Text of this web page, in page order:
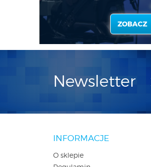
ZOBACZ
Newsletter
INFORMACJE
O sklepie